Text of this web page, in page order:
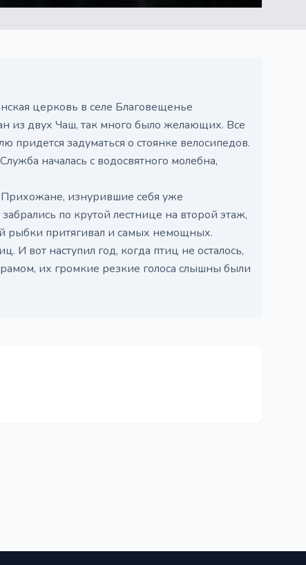
церковь в селе Благовещенье
из двух Чаш, так много было желающих. Все
придется задуматься о стоянке велосипедов.
началась с водосвятного молебна,
изнурившие себя уже
по крутой лестнице на второй этаж,
рыбки притягивал и самых немощных.
вот наступил год, когда птиц не осталось,
их громкие резкие голоса слышны были